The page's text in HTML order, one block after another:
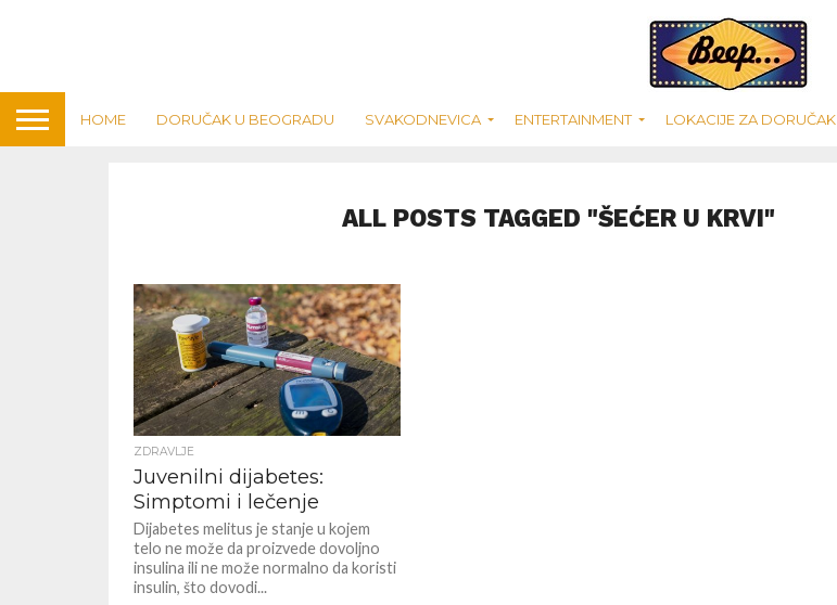
HOME DORUČAK U BEOGRADU SVAKODNEVICA ENTERTAINMENT LOKACIJE ZA DORUČAK
ALL POSTS TAGGED "ŠEĆER U KRVI"
ZDRAVLJE
Juvenilni dijabetes:
Simptomi i lečenje
Dijabetes melitus je stanje u kojem
telo ne može da proizvede dovoljno
insulina ili ne može normalno da koristi
insulin, što dovodi...